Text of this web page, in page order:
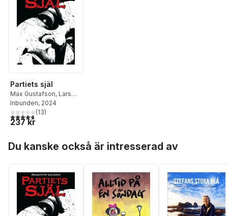
Partiets själ
Max Gustafson, Lars
Krantz
Inbunden, 2024
4,7utav 5 stjärnor. Totalt antal röster:
(13)
237 kr
Du kanske också är intresserad av